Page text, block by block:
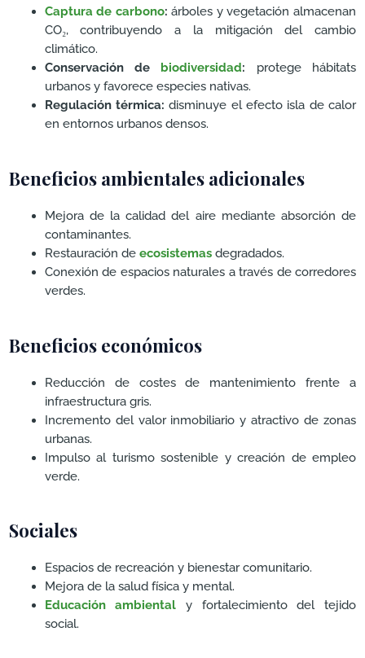
Captura de carbono: árboles y vegetación almacenan
CO₂, contribuyendo a la mitigación del cambio
climático.
Conservación de biodiversidad: protege hábitats
urbanos y favorece especies nativas.
Regulación térmica: disminuye el efecto isla de calor
en entornos urbanos densos.
Beneficios ambientales adicionales
Mejora de la calidad del aire mediante absorción de
contaminantes.
Restauración deecosistemas degradados.
Conexión de espacios naturales a través de corredores
verdes.
Beneficios económicos
Reducción de costes de mantenimiento frente a
infraestructura gris.
Incremento del valor inmobiliario y atractivo de zonas
urbanas.
Impulso al turismo sostenible y creación de empleo
verde.
Sociales
Espacios de recreación y bienestar comunitario.
Mejora de la salud física y mental.
Educación ambiental y fortalecimiento del tejido
social.